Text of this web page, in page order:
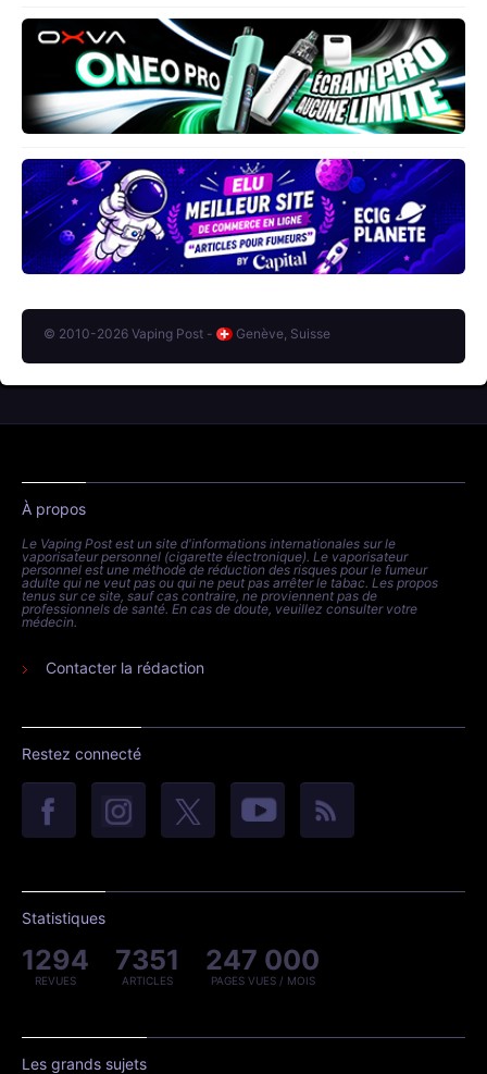
© 2010-2026 Vaping Post - Genève, Suisse
À propos
Le Vaping Post est un site d'informations internationales sur le
vaporisateur personnel (cigarette électronique). Le vaporisateur
personnel est une méthode de réduction des risques pour le fumeur
adulte qui ne veut pas ou qui ne peut pas arrêter le tabac. Les propos
tenus sur ce site, sauf cas contraire, ne proviennent pas de
professionnels de santé. En cas de doute, veuillez consulter votre
médecin.
Contacter la rédaction
Restez connecté
Statistiques
1294
REVUES
7351
ARTICLES
247 000
PAGES VUES / MOIS
Les grands sujets